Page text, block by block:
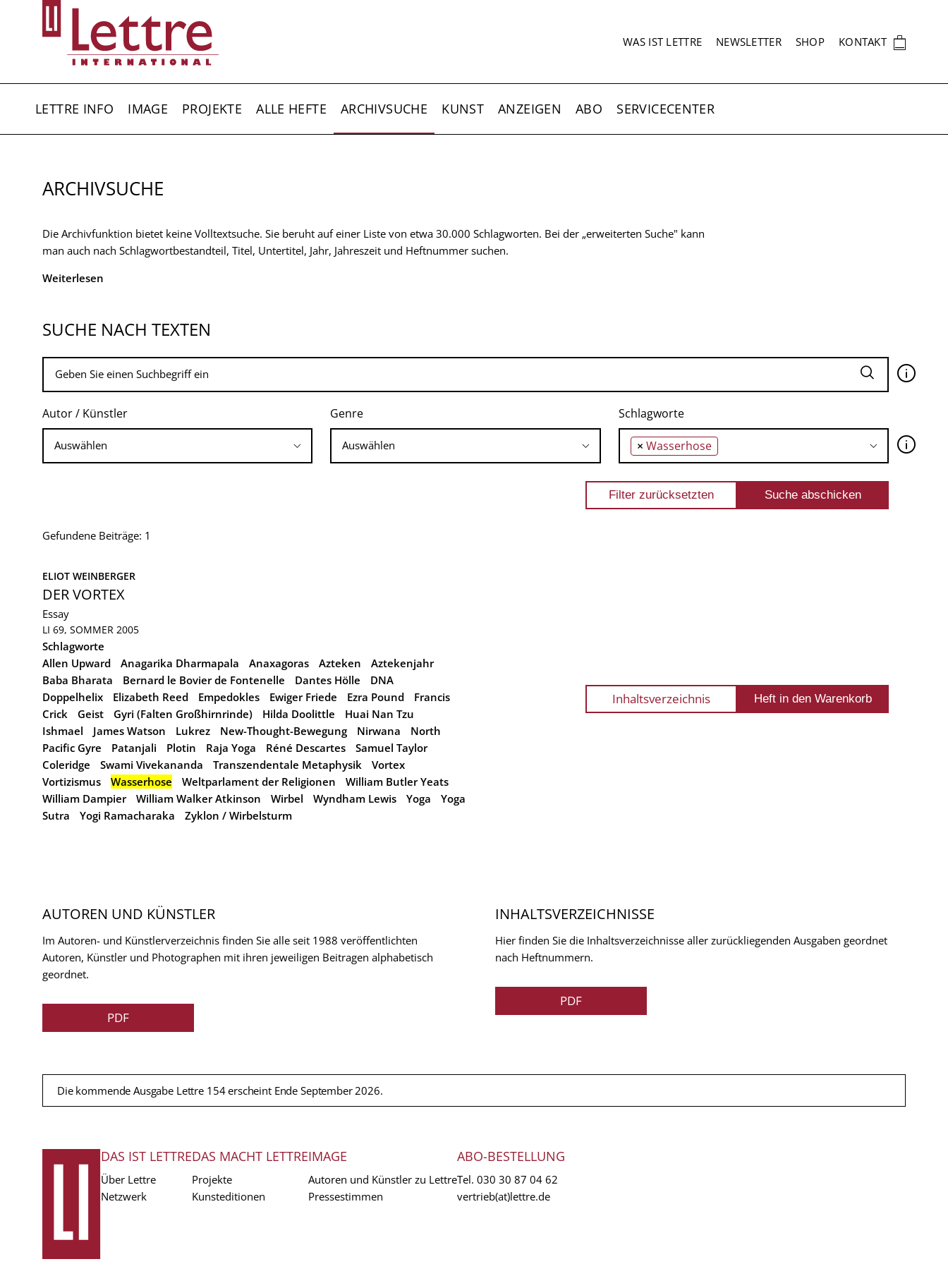
SEKUNDÄRNAVIGATION
WAS IST LETTRE NEWSLETTER SHOP KONTAKT 🛍
LETTRE INFO IMAGE PROJEKTE ALLE HEFTE ARCHIVSUCHE KUNST ANZEIGEN ABO SERVICECENTER
ARCHIVSUCHE
Die Archivfunktion bietet keine Volltextsuche. Sie beruht auf einer Liste von etwa 30.000 Schlagworten. Bei der „erweiterten Suche" kann
man auch nach Schlagwortbestandteil, Titel, Untertitel, Jahr, Jahreszeit und Heftnummer suchen.
Weiterlesen
SUCHE NACH TEXTEN
🛈
Autor / Künstler Genre Schlagworte
× Wasserhose 🛈
Gefundene Beiträge: 1
ELIOT WEINBERGER
DER VORTEX
Essay
LI 69, SOMMER 2005
Schlagworte
Allen Upward
Anagarika Dharmapala Anaxagoras Azteken
Aztekenjahr
Baba Bharata
Bernard le Bovier de Fontenelle Dantes Hölle
DNA
Doppelhelix
Elizabeth Reed Empedokles Ewiger Friede Ezra Pound
Francis
Crick
Geist Gyri (Falten Großhirnrinde) Hilda Doolittle
Huai Nan Tzu
Ishmael
James Watson Lukrez New-Thought-Bewegung Nirwana
North
Pacific Gyre
Patanjali Plotin Raja Yoga Réné Descartes
Samuel Taylor
Coleridge
Swami Vivekananda Transzendentale Metaphysik
Vortex
Vortizismus
Wasserhose Weltparlament der Religionen
William Butler Yeats
William Dampier
William Walker Atkinson Wirbel Wyndham Lewis Yoga
Yoga
Sutra
Yogi Ramacharaka Zyklon / Wirbelsturm
Inhaltsverzeichnis
AUTOREN UND KÜNSTLER
Im Autoren- und Künstlerverzeichnis finden Sie alle seit 1988 veröffentlichten
Autoren, Künstler und Photographen mit ihren jeweiligen Beitragen alphabetisch
geordnet.
PDF
INHALTSVERZEICHNISSE
Hier finden Sie die Inhaltsverzeichnisse aller zurückliegenden Ausgaben geordnet
nach Heftnummern.
PDF
Die kommende Ausgabe Lettre 154 erscheint Ende September 2026.
FUSSZEILE
DAS IST LETTRE
Über Lettre
Netzwerk
DAS MACHT LETTRE
Projekte
Kunsteditionen
IMAGE
Autoren und Künstler zu Lettre
Pressestimmen
ABO-BESTELLUNG
Tel. 030 30 87 04 62
vertrieb(at)lettre.de